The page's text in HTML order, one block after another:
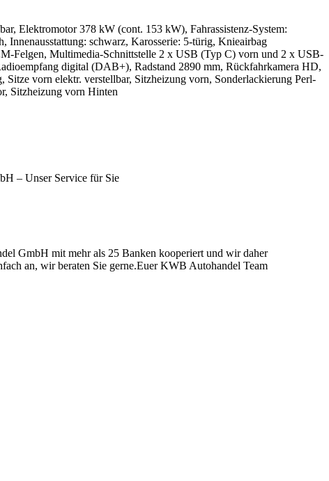
Elektromotor 378 kW (cont. 153 kW), Fahrassistenz-System:
schwarz, Karosserie: 5-türig, Knieairbag
Felgen, Multimedia-Schnittstelle 2 x USB (Typ C) vorn und 2 x USB-
digital (DAB+), Radstand 2890 mm, Rückfahrkamera HD,
Sitze vorn elektr. verstellbar, Sitzheizung vorn, Sonderlackierung Perl-
Sitzheizung vorn Hinten
– Unser Service für Sie
GmbH mit mehr als 25 Banken kooperiert und wir daher
an, wir beraten Sie gerne.Euer KWB Autohandel Team